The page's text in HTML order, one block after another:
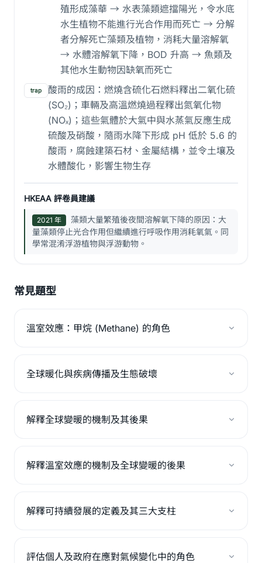
殖形成藻華 → 水表藻類遮擋陽光，令水底
水生植物不能進行光合作用而死亡 → 分解
者分解死亡藻類及植物，消耗大量溶解氧
→ 水體溶解氧下降，BOD 升高 → 魚類及
其他水生動物因缺氧而死亡
trap
酸雨的成因：燃燒含硫化石燃料釋出二氧化硫
(SO₂)；車輛及高溫燃燒過程釋出氮氧化物
(NOₓ)；這些氣體於大氣中與水蒸氣反應生成
硫酸及硝酸，隨雨水降下形成 pH 低於 5.6 的
酸雨，腐蝕建築石材、金屬結構，並令土壤及
水體酸化，影響生物生存
HKEAA 評卷員建議
2021 年
藻類大量繁殖後夜間溶解氧下降的原因：大
量藻類停止光合作用但繼續進行呼吸作用消耗氧氣。同
學常混淆浮游植物與浮游動物。
常見題型
溫室效應：甲烷 (Methane) 的角色
全球暖化與疾病傳播及生態破壞
解釋全球變暖的機制及其後果
解釋溫室效應的機制及全球變暖的後果
解釋可持續發展的定義及其三大支柱
評估個人及政府在應對氣候變化中的角色